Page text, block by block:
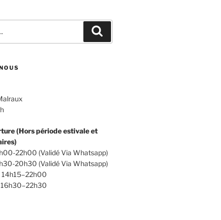
(Hors période estivale et
22h00 (Validé Via Whatsapp)
20h30 (Validé Via Whatsapp)
14h15–22h00
16h30–22h30